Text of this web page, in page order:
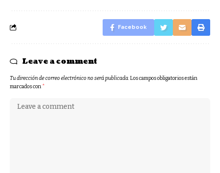
Facebook
Leave a comment
Tu dirección de correo electrónico no será publicada.Los campos obligatorios están
marcados con*